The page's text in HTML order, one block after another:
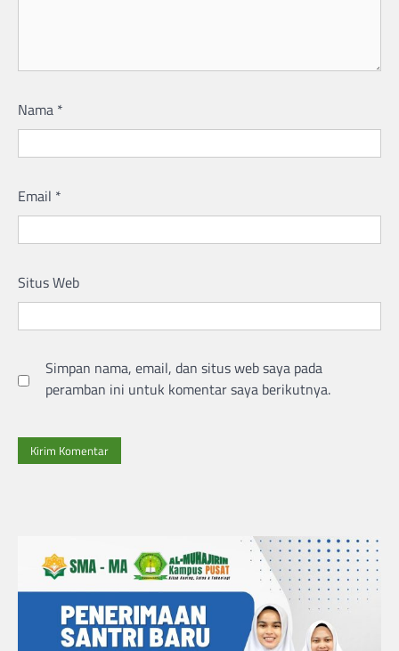
Nama *
Email *
Situs Web
Simpan nama, email, dan situs web saya pada
peramban ini untuk komentar saya berikutnya.